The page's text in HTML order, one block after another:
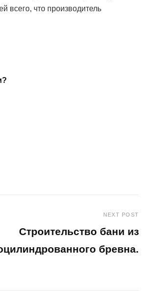
всего, что производитель
NEXT POST
Строительство бани из
бревна.